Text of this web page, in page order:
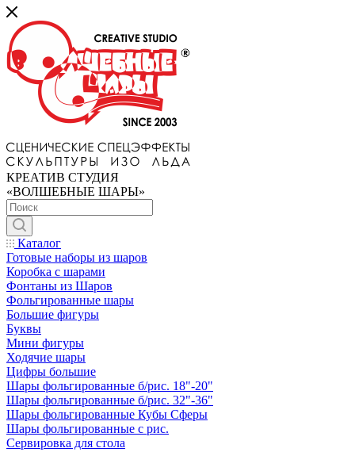
КРЕАТИВ СТУДИЯ
«ВОЛШЕБНЫЕ ШАРЫ»
Каталог
Готовые наборы из шаров
Коробка с шарами
Фонтаны из Шаров
Фольгированные шары
Большие фигуры
Буквы
Мини фигуры
Ходячие шары
Цифры большие
Шары фольгированные б/рис. 18"-20"
Шары фольгированные б/рис. 32"-36"
Шары фольгированные Кубы Сферы
Шары фольгированные с рис.
Сервировка для стола